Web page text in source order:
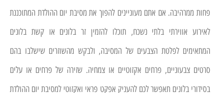
פחות ממרהיבה. אם אתם מעוניינים להפוך את מסיבת יום ההולדת המתוכננת
לאירוע אווירתי בלתי נשכח, תוכלו להזמין זר בלונים או קשת בלונים
המתאימים לפלטת הצבעים של המסיבה, ולבקש מהשוזרים שישלבו בהם
סרטים צבעוניים, פרחים אקזוטיים או צמחיה. שזירה של פרחים או עלים
בסידורי בלונים תאפשר לכם להעניק אפקט פראי ואקזוטי למסיבת יום ההולדת